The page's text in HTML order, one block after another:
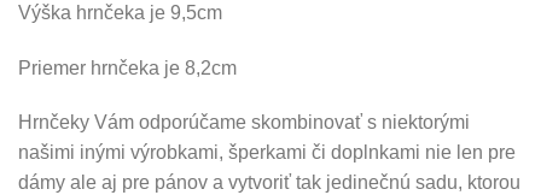
Výška hrnčeka je 9,5cm
Priemer hrnčeka je 8,2cm
Hrnčeky Vám odporúčame skombinovať s niektorými
našimi inými výrobkami, šperkami či doplnkami nie len pre
dámy ale aj pre pánov a vytvoriť tak jedinečnú sadu, ktorou